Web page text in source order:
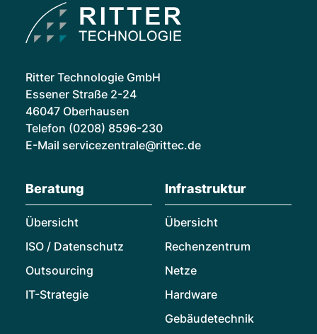
Ritter Technologie GmbH
Essener Straße 2-24
46047 Oberhausen
Telefon (0208) 8596-230
E-Mail servicezentrale@rittec.de
Beratung
Übersicht
ISO / Datenschutz
Outsourcing
IT-Strategie
Infrastruktur
Übersicht
Rechenzentrum
Netze
Hardware
Gebäudetechnik